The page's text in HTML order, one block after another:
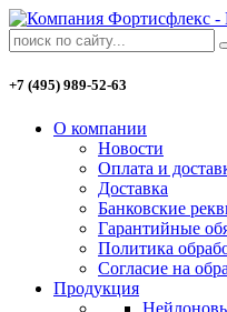
+7 (495) 989-52-63
О компании
Новости
Оплата и
Доставка
Банковские
Гарантийные
Политика
Согласие на
Продукция